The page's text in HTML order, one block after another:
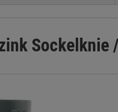
Sockelknie